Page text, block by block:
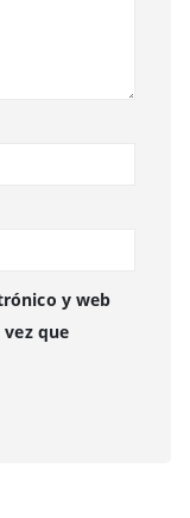
y web
que